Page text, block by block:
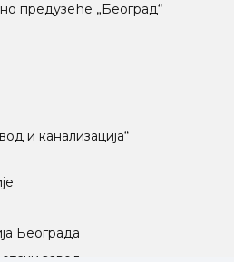
предузеће „Београд“
и канализација“
Београда
завод